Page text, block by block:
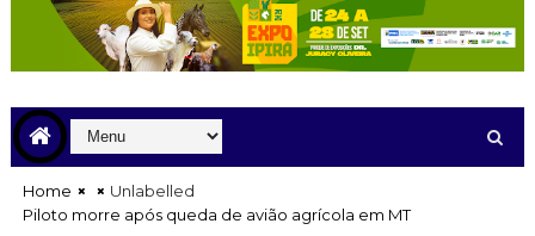
Home
Unlabelled
Piloto morre após queda de avião agrícola em MT